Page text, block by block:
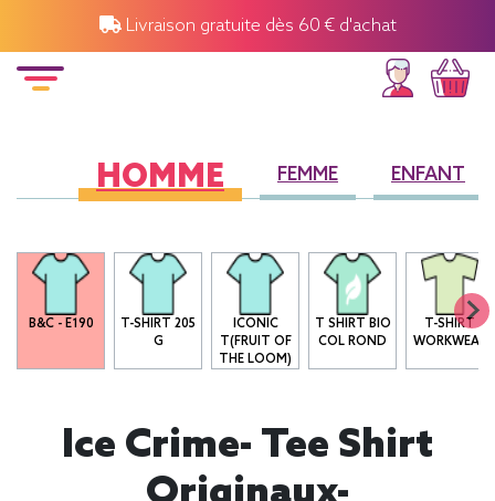
Livraison gratuite dès 60 € d'achat
HOMME FEMME ENFANT
B&C - E190
T-SHIRT 205
G
ICONIC
T(FRUIT OF
THE LOOM)
T SHIRT BIO
COL ROND
T-SHIRT
WORKWEAR
Ice Crime- Tee Shirt